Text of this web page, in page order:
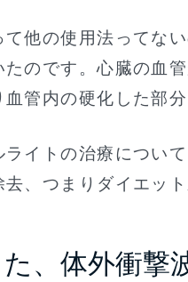
て他の使用法ってな
たのです。心臓の血
管内の硬化した部
ライトの治療につい
、つまりダイエッ
た、体外衝撃